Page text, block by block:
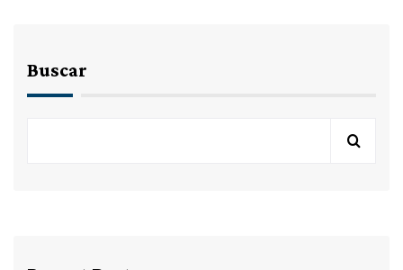
Buscar